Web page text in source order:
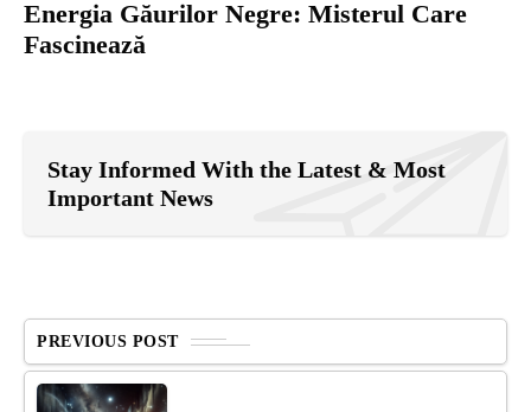
Energia Găurilor Negre: Misterul Care
Fascinează
Stay Informed With the Latest & Most
Important News
PREVIOUS POST